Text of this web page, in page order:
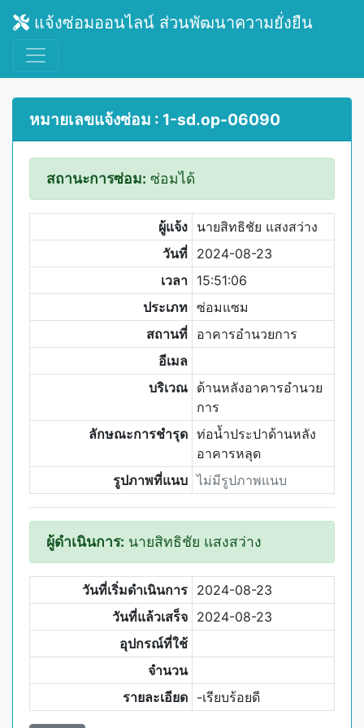
แจ้งซ่อมออนไลน์ ส่วนพัฒนาความยั่งยืน
หมายเลขแจ้งซ่อม : 1-sd.op-06090
สถานะการซ่อม: ซ่อมได้
ผู้แจ้ง นายสิทธิชัย แสงสว่าง
วันที่ 2024-08-23
เวลา 15:51:06
ประเภท ซ่อมแซม
สถานที่ อาคารอำนวยการ
อีเมล
บริเวณ ด้านหลังอาคารอำนวย
การ
ลักษณะการชำรุด ท่อน้ำประปาด้านหลัง
อาคารหลุด
รูปภาพที่แนบ ไม่มีรูปภาพแนบ
ผู้ดำเนินการ: นายสิทธิชัย แสงสว่าง
วันที่เริ่มดำเนินการ 2024-08-23
วันที่แล้วเสร็จ 2024-08-23
อุปกรณ์ที่ใช้
จำนวน
รายละเอียด -เรียบร้อยดี